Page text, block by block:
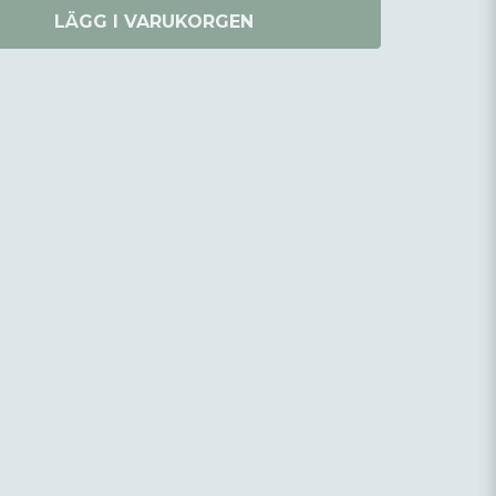
LÄGG I VARUKORGEN